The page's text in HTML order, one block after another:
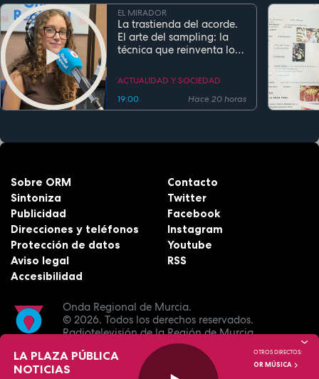
EL MIRADOR
La trastienda del acorde.
El arte del sampling: la
técnica que reinventa los
actual
ACTUALIDAD Y SOCIEDAD
19:00
Hace 20 horas
Onda Regional de Murcia.
© 2026. Todos los derechos reservados.
Radiotelevisión de la Región de Murcia.
Sobre ORM
Sintoniza
Publicidad
Direcciones y teléfonos
Protección de datos
Aviso legal
Accesibilidad
Contacto
Twitter
Facebook
Instagram
Youtube
RSS
LA PLAZA PÚBLICA
NOTICIAS
OTROS DIRECTOS:
OR MÚSICA